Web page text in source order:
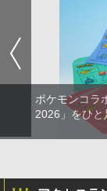
ポケモンコラ
2026」をひ